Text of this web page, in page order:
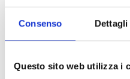
Consenso Dettagli
Questo sito web utilizza i
palcoscenico. Durante
circa 80 minuti, i